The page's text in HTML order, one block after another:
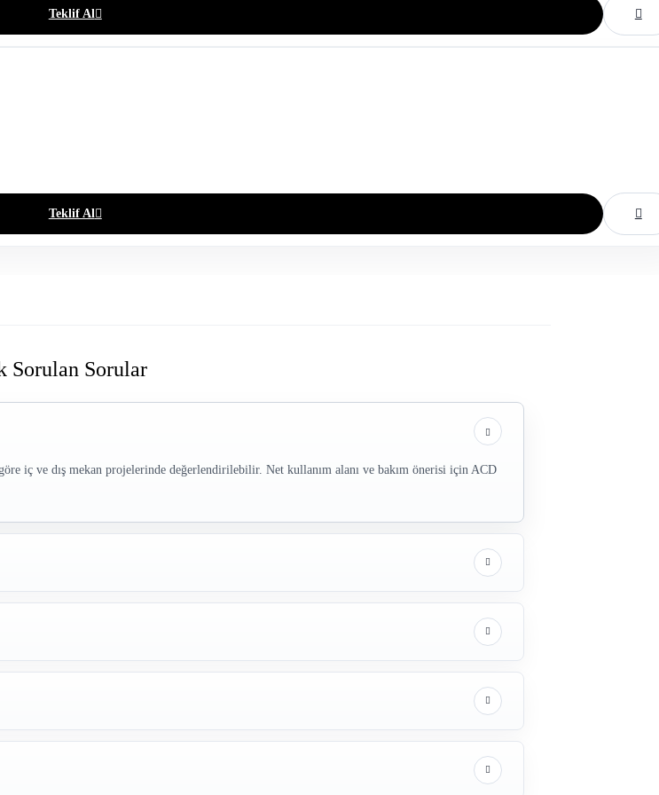
Teklif Al
Teklif Al
Sorulan Sorular
iç ve dış mekan projelerinde değerlendirilebilir. Net kullanım alanı ve bakım önerisi için ACD